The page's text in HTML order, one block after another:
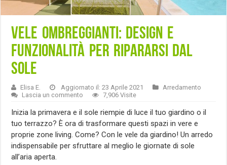
Vele ombreggianti: design e
funzionalità per ripararsi dal
sole
Elisa E. Aggiornato il: 23 Aprile 2021
Arredamento
Lascia un commento
7,906 Visite
Inizia la primavera e il sole riempie di luce il tuo giardino o il
tuo terrazzo? È ora di trasformare questi spazi in vere e
proprie zone living. Come? Con le vele da giardino! Un arredo
indispensabile per sfruttare al meglio le giornate di sole
all’aria aperta.